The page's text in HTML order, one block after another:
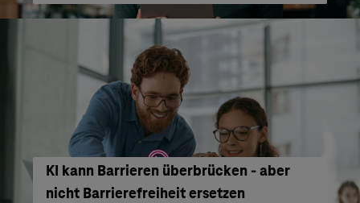
KI kann Barrieren überbrücken - aber
nicht Barrierefreiheit ersetzen